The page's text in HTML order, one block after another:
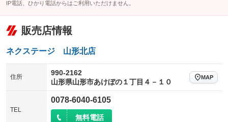
IP電話、ひかり電話からはご利用いただけません。
販売店情報
ネクステージ 山形北店
住所
990-2162
山形県山形市あけぼの１丁目４－１０
MAP
TEL
0078-6040-6105
無料電話